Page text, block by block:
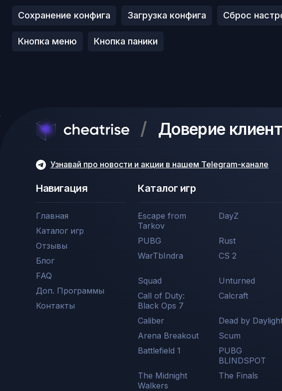
Сохранение конфига Загрузка конфига Сброс
Кнопка меню Кнопка паники
/ Доверие
Узнавай про новости и акции в нашем Telegram-канале
Навигация
Главная
Каталог игр
Отзывы
Блог
FAQ
Доп. Программы
Контакты
Каталог игр
Escape from
Tarkov
DayZ
PUBG Rust
WarTbIndra
CS 2
Squad
Unturned
Call of Duty:
Black Ops 7
Сalcraft
Caliber Dead by
Arena Breakout
Scum
Battlefield 1
PUBG
BLINDSPOT
The Midnight
Walkers
The Finals